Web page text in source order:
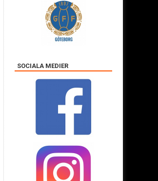
SOCIALA MEDIER